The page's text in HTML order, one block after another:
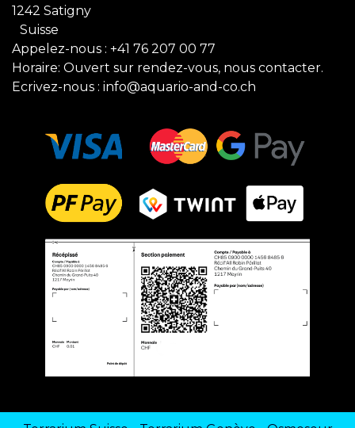
1242 Satigny
Suisse
Appelez-nous : +41 76 207 00 77
Horaire: Ouvert sur rendez-vous, nous contacter.
Ecrivez-nous : info@aquario-and-co.ch